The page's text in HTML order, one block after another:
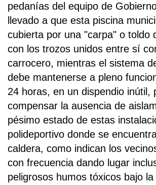
pedanías del equipo de
llevado a que esta piscina
cubierta por una "carpa" o toldo
con los trozos unidos entre sí
carrocero, mientras el sistema
debe mantenerse a pleno
24 horas, en un dispendio inútil,
compensar la ausencia de
pésimo estado de estas
polideportivo donde se
caldera, como indican los
con frecuencia dando lugar
peligrosos humos tóxicos bajo